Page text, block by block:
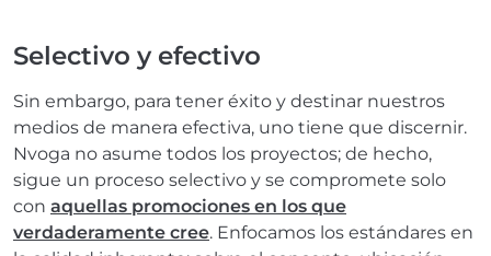
Selectivo y efectivo
Sin embargo, para tener éxito y destinar nuestros
medios de manera efectiva, uno tiene que discernir.
Nvoga no asume todos los proyectos; de hecho,
sigue un proceso selectivo y se compromete solo
con aquellas promociones en los que
verdaderamente cree. Enfocamos los estándares en